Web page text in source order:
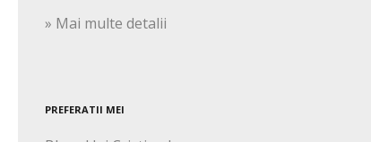
» Mai multe detalii
PREFERATII MEI